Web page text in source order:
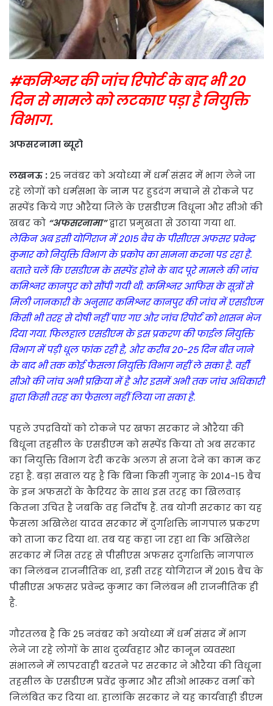
#कमिश्नर की जांच रिपोर्ट के बाद भी 20
दिन से मामले को लटकाए पड़ा है नियुक्ति
विभाग.
अफसरनामा ब्यूरो
लखनऊ : 25 नवंबर को अयोध्या में धर्म संसद में भाग लेने जा
रहे लोगों को धर्मसभा के नाम पर हुडदंग मचाने से रोकने पर
सस्पेंड किये गए औरैया जिले के एसडीएम विधूना और सीओ की
खबर को “अफसरनामा”द्वारा प्रमुखता से उठाया गया था.
लेकिन अब इसी योगिराज में 2015 बैच के पीसीएस अफसर प्रवेन्द्र
कुमार को नियुक्ति विभाग के प्रकोप का सामना करना पड रहा है.
बताते चलें कि एसडीएम के सस्पेंड होने के बाद पूरे मामले की जांच
कमिश्नर कानपुर को सौंपी गयी थी. कमिश्नर आफिस के सूत्रों से
मिली जानकारी के अनुसार कमिश्नर कानपुर की जांच में एसडीएम
किसी भी तरह से दोषी नहीं पाए गए और जांच रिपोर्ट को शासन भेज
दिया गया. फिलहाल एसडीएम के इस प्रकरण की फाईल नियुक्ति
विभाग में पड़ी धूल फांक रही है, और करीब 20-25 दिन बीत जाने
के बाद भी तक कोई फैसला नियुक्ति विभाग नहीं ले सका है. वहीँ
सीओ की जांच अभी प्रक्रिया में है और इसमें अभी तक जांच अधिकारी
द्वारा किसी तरह का फैसला नहीं लिया जा सका है.
पहले उपद्रवियों को टोकने पर खफा सरकार ने औरैया की
बिधूना तहसील के एसडीएम को सस्पेंड किया तो अब सरकार
का नियुक्ति विभाग देरी करके अलग से सजा देने का काम कर
रहा है. बड़ा सवाल यह है कि बिना किसी गुनाह के 2014-15 बैच
के इन अफसरों के कैरियर के साथ इस तरह का खिलवाड़
कितना उचित है जबकि वह निर्दोष हैं. तब योगी सरकार का यह
फैसला अखिलेश यादव सरकार में दुर्गाशक्ति नागपाल प्रकरण
को ताजा कर दिया था. तब यह कहा जा रहा था कि अखिलेश
सरकार में जिस तरह से पीसीएस अफसर दुर्गाशक्ति नागपाल
का निलंबन राजनीतिक था, इसी तरह योगिराज में 2015 बैच के
पीसीएस अफसर प्रवेन्द्र कुमार का निलंबन भी राजनीतिक ही
है.
गौरतलब है कि 25 नवंबर को अयोध्या में धर्म संसद में भाग
लेने जा रहे लोगों के साथ दुर्व्यवहार और कानून व्यवस्था
संभालने में लापरवाही बरतने पर सरकार ने औरैया की विधूना
तहसील के एसडीएम प्रवेंद्र कुमार और सीओ भास्कर वर्मा को
निलंबित कर दिया था. हालांकि सरकार ने यह कार्यवाही डीएम